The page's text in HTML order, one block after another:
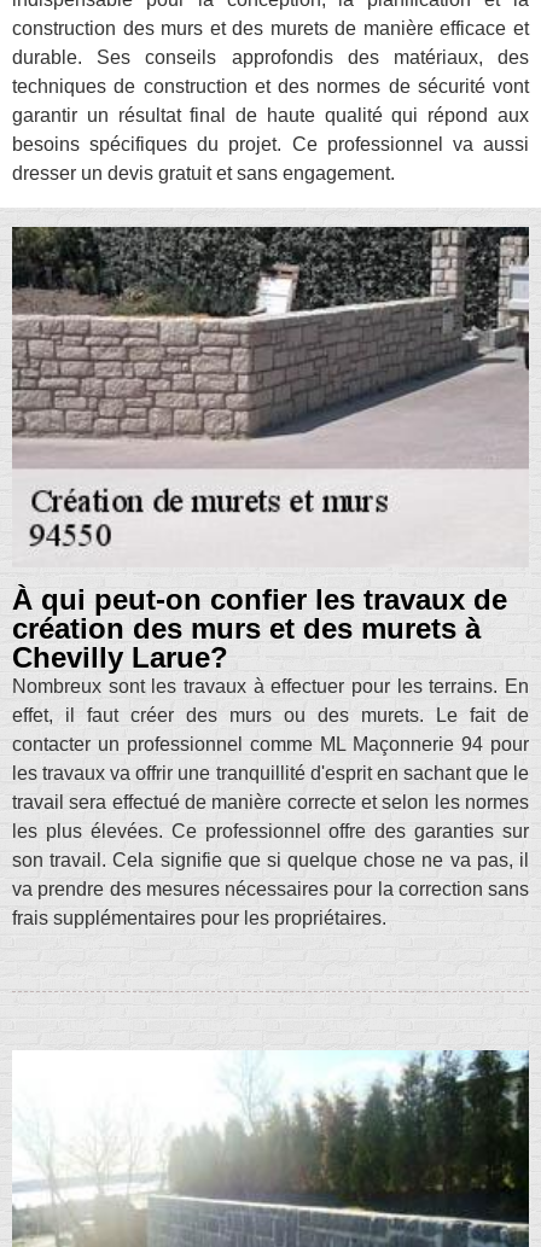
construction des murs et des murets de manière efficace et
durable. Ses conseils approfondis des matériaux, des
techniques de construction et des normes de sécurité vont
garantir un résultat final de haute qualité qui répond aux
besoins spécifiques du projet. Ce professionnel va aussi
dresser un devis gratuit et sans engagement.
À qui peut-on confier les travaux de
création des murs et des murets à
Chevilly Larue?
Nombreux sont les travaux à effectuer pour les terrains. En
effet, il faut créer des murs ou des murets. Le fait de
contacter un professionnel comme ML Maçonnerie 94 pour
les travaux va offrir une tranquillité d'esprit en sachant que le
travail sera effectué de manière correcte et selon les normes
les plus élevées. Ce professionnel offre des garanties sur
son travail. Cela signifie que si quelque chose ne va pas, il
va prendre des mesures nécessaires pour la correction sans
frais supplémentaires pour les propriétaires.